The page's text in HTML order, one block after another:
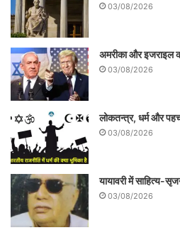
03/08/2026
अमरीका और इजराइल
03/08/2026
लोकतन्त्र, धर्म और
03/08/2026
यायावरी में साहित्य-
03/08/2026